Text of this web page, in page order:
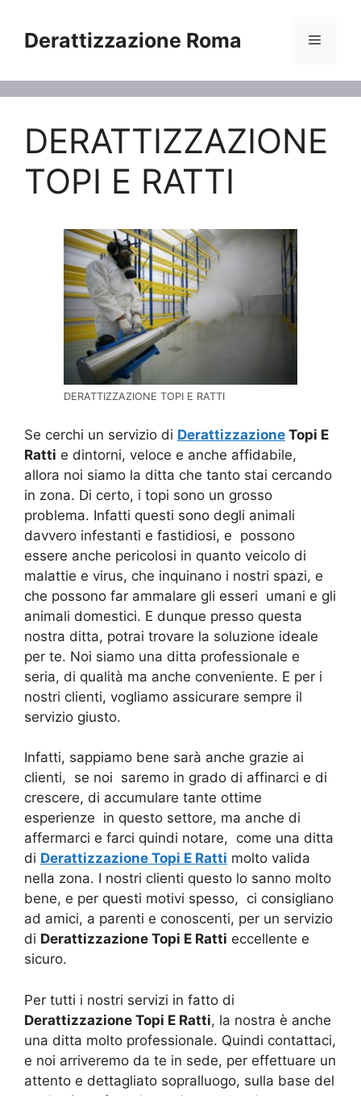
contenuto
Derattizzazione Roma Menu
DERATTIZZAZIONE
TOPI E RATTI
DERATTIZZAZIONE TOPI E RATTI
Se cerchi un servizio di Derattizzazione Topi E
Ratti e dintorni, veloce e anche affidabile,
allora noi siamo la ditta che tanto stai cercando
in zona. Di certo, i topi sono un grosso
problema. Infatti questi sono degli animali
davvero infestanti e fastidiosi, e possono
essere anche pericolosi in quanto veicolo di
malattie e virus, che inquinano i nostri spazi, e
che possono far ammalare gli esseri umani e gli
animali domestici. E dunque presso questa
nostra ditta, potrai trovare la soluzione ideale
per te. Noi siamo una ditta professionale e
seria, di qualità ma anche conveniente. E per i
nostri clienti, vogliamo assicurare sempre il
servizio giusto.
Infatti, sappiamo bene sarà anche grazie ai
clienti, se noi saremo in grado di affinarci e di
crescere, di accumulare tante ottime
esperienze in questo settore, ma anche di
affermarci e farci quindi notare, come una ditta
di Derattizzazione Topi E Ratti molto valida
nella zona. I nostri clienti questo lo sanno molto
bene, e per questi motivi spesso, ci consigliano
ad amici, a parenti e conoscenti, per un servizio
di Derattizzazione Topi E Ratti eccellente e
sicuro.
Per tutti i nostri servizi in fatto di
Derattizzazione Topi E Ratti, la nostra è anche
una ditta molto professionale. Quindi contattaci,
e noi arriveremo da te in sede, per effettuare un
attento e dettagliato sopralluogo, sulla base del